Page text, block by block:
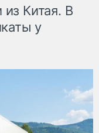
Китая. В
у